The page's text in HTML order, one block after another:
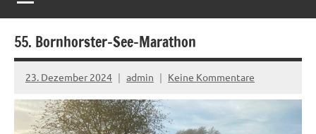
55. Bornhorster-See-Marathon
23. Dezember 2024 admin Keine Kommentare